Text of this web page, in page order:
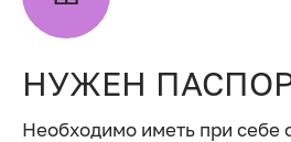
НУЖЕН
Необходимо иметь при себе